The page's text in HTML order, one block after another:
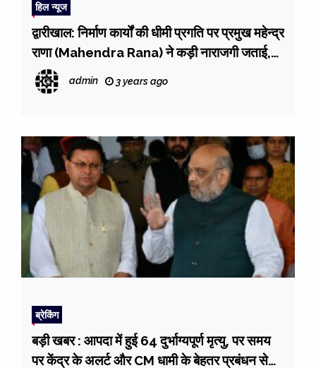
हिल न्यूज
द्वारीखाल: निर्माण कार्यों की धीमी प्रगति पर प्रमुख महेन्द्र
राणा (Mahendra Rana) ने कड़ी नाराजगी जताई,
अधिकारियों को पारदर्शिता से कार्य करने की नसीहत दी
admin 3 years ago
ब्रेकिंग
बड़ी खबर : आपदा में हुई 64 दुर्भाग्यपूर्ण मृत्यु, पर समय
पर केंद्र के अलर्ट और CM धामी के बेहतर प्रबंधन से